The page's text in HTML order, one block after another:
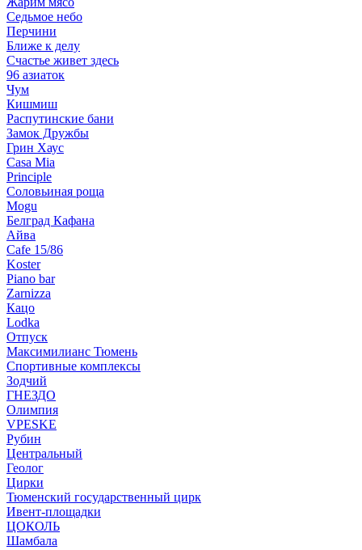
Седьмое небо
Перчини
Ближе к делу
Счастье живет здесь
96 азиаток
Чум
Кишмиш
Распутинские бани
Замок Дружбы
Грин Хаус
Casa Mia
Principle
Соловьиная роща
Mogu
Белград Кафана
Айва
Cafe 15/86
Koster
Piano bar
Zarnizza
Кацо
Lodka
Отпуск
Максимилианс Тюмень
Спортивные комплексы
Зодчий
ГНЕЗДО
Олимпия
VPESKE
Рубин
Центральный
Геолог
Цирки
Тюменский государственный цирк
Ивент-площадки
ЦОКОЛЬ
Шамбала